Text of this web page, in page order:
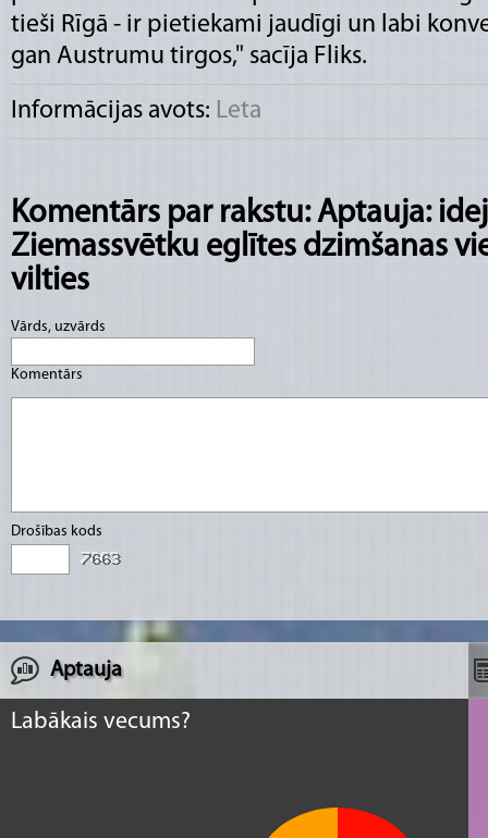
tieši Rīgā - ir pietiekami jaudīgi un labi
gan Austrumu tirgos," sacīja Fliks.
Informācijas avots: Leta
Komentārs par rakstu: Aptauja:
Ziemassvētku eglītes dzimšanas
vilties
Vārds, uzvārds
Komentārs
Drošības kods
Aptauja
Labākais vecums?